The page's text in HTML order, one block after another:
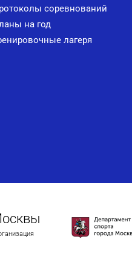
соревнований
на год
лагеря